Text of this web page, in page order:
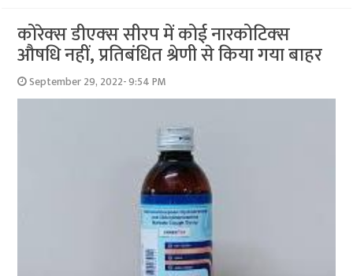
कोरेक्‍स डीएक्‍स सीरप में कोई नार‍कोटिक्‍स
औषधि नहीं, प्रतिबंधित श्रेणी से किया गया बाहर
September 29, 2022- 9:54 PM